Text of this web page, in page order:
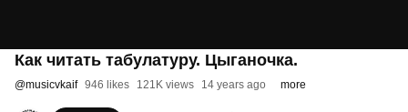
Как читать табулатуру. Цыганочка.
@musicvkaif 946 likes 121K views 14 years ago more